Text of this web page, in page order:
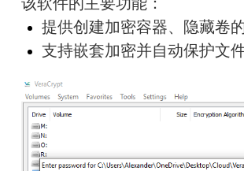
提供创建加密容器、隐藏卷
支持嵌套加密并自动保护文